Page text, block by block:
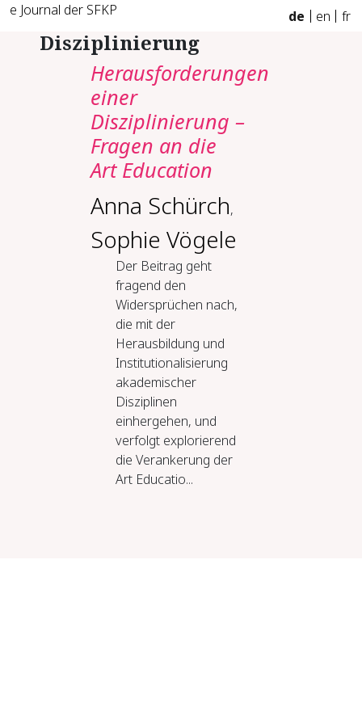
e Journal der SFKP de en fr
Disziplinierung
Herausforderungen
einer
Disziplinierung –
Fragen an die
Art Education
Anna Schürch,
Sophie Vögele
Der Beitrag geht
fragend den
Widersprüchen nach,
die mit der
Herausbildung und
Institutionalisierung
akademischer
Disziplinen
einhergehen, und
verfolgt explorierend
die Verankerung der
Art Educatio...